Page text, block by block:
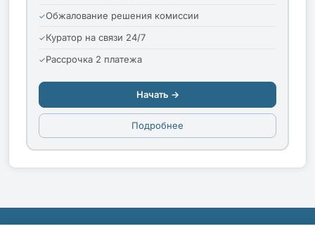
Обжалование решения комиссии
Куратор на связи 24/7
Рассрочка 2 платежа
Начать →
Подробнее